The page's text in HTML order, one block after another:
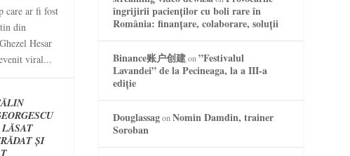
care ar fi fost
din
Hesar
viral...
ȘI
îngrijirii pacienților cu boli rare în
România: finanțare, colaborare, soluții
Binance账户创建on”Festivalul
Lavandei” de la Pecineaga, la a III-a
ediție
DouglassagonNomin Damdin, trainer
Soroban